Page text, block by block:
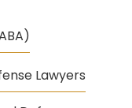
Lawyers